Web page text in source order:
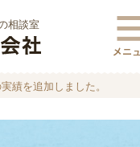
相談室
績を追加しました。